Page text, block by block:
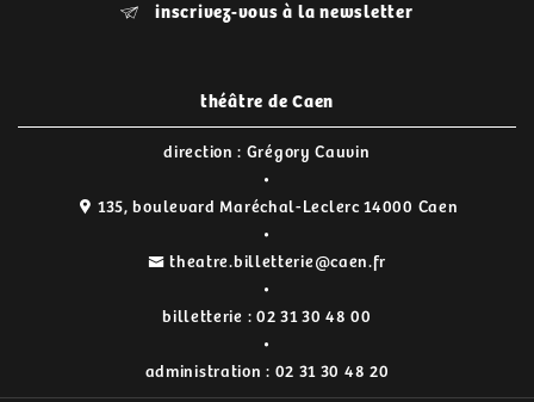
inscrivez-vous à la newsletter
théâtre de Caen
direction : Grégory Cauvin
135, boulevard Maréchal-Leclerc 14000 Caen
theatre.billetterie@caen.fr
billetterie : 02 31 30 48 00
administration : 02 31 30 48 20